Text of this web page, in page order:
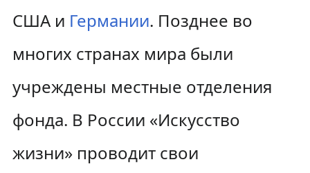
США и Германии. Позднее во
многих странах мира были
учреждены местные отделения
фонда. В России «Искусство
жизни» проводит свои